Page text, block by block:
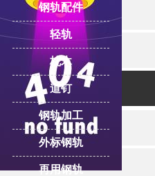
起重轨
再用钢轨
钢轨配件
道轨夹板
道轨压板
钢轨配件
轻轨
枕木
道钉
钢轨加工
外标钢轨
再用钢轨